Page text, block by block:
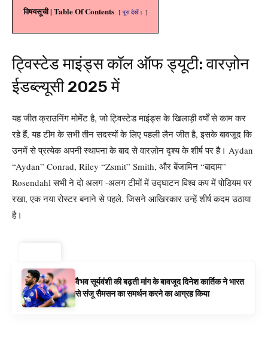
विषयसूची | Table Of Contents पूरा देखें।
ट्विस्टेड माइंड्स कॉल ऑफ ड्यूटी: वारज़ोन
ईडब्ल्यूसी 2025 में
यह जीत क्राउनिंग मोमेंट है, जो ट्विस्टेड माइंड्स के खिलाड़ी वर्षों से काम कर
रहे हैं, यह टीम के सभी तीन सदस्यों के लिए पहली लैन जीत है, इसके बावजूद कि
उनमें से प्रत्येक अपनी स्थापना के बाद से वारज़ोन दृश्य के शीर्ष पर है। Aydan
“Aydan” Conrad, Riley “Zsmit” Smith, और बेंजामिन “बादाम”
Rosendahl सभी ने दो अलग -अलग टीमों में उद्घाटन विश्व कप में पोडियम पर
रखा, एक नया रोस्टर बनाने से पहले, जिसने आखिरकार उन्हें शीर्ष कदम उठाया
है।
वैभव सूर्यवंशी की बढ़ती मांग के बावजूद दिनेश कार्तिक ने भारत
से संजू सैमसन का समर्थन करने का आग्रह किया